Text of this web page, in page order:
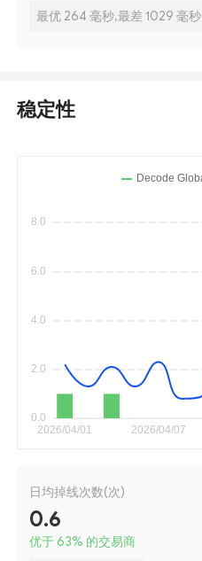
最优 264 毫秒,最差 1029 毫秒
稳定性
日均掉线次数(次)
0.6
优于 63% 的交易商